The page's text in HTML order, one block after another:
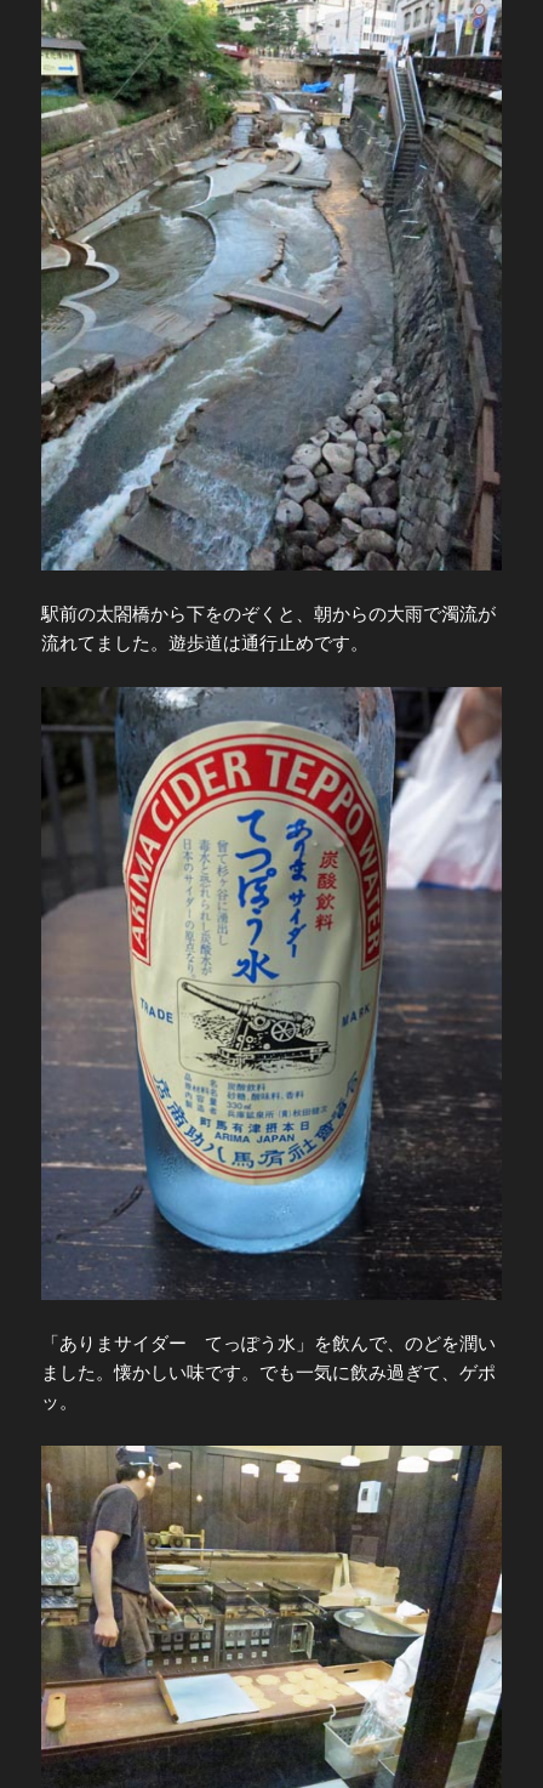
駅前の太閤橋から下をのぞくと、朝からの大雨で濁流が
流れてました。遊歩道は通行止めです。
「ありまサイダー てっぽう水」を飲んで、のどを潤い
ました。懐かしい味です。でも一気に飲み過ぎて、ゲポ
ッ。